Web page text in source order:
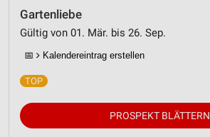
Gartenliebe
Gültig von 01. Mär. bis 26. Sep.
📅 Kalendereintrag erstellen
PROSPEKT BLÄTTERN